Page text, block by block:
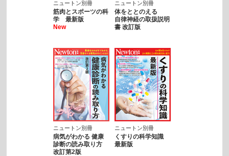
ニュートン別冊
筋肉とスポーツの科
学 最新版
New
ニュートン別冊
体をととのえる
自律神経の取扱説明
書 改訂版
ニュートン別冊
病気がわかる 健康
診断の読み取り方
改訂第2版
ニュートン別冊
くすりの科学知識
最新版